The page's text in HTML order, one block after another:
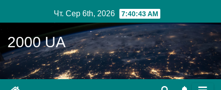
до
вмісту
Чт. Сер 6th, 2026 7:40:44 AM
2000 UA